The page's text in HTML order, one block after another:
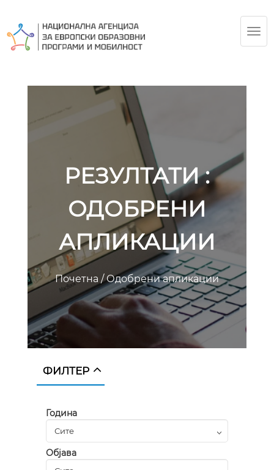
РЕЗУЛТАТИ :
ОДОБРЕНИ
АПЛИКАЦИИ
Почетна /Одобрени апликации
ФИЛТЕР
Година
Објава